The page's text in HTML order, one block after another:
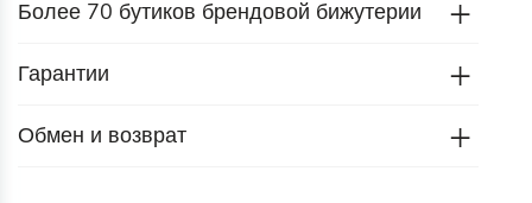
Более 70 бутиков брендовой бижутерии
Гарантии
Обмен и возврат